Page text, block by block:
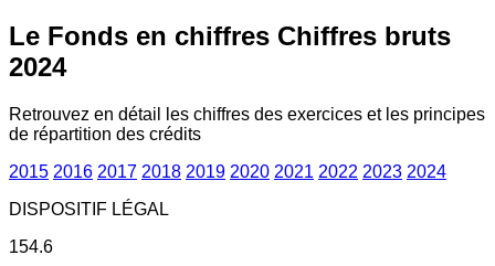
Le Fonds en chiffres Chiffres bruts
2024
Retrouvez en détail les chiffres des exercices et les principes
de répartition des crédits
2015 2016 2017 2018 2019 2020 2021 2022 2023 2024
DISPOSITIF LÉGAL
154.6